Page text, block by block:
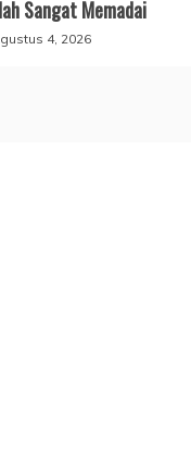
Sangat Memadai
4, 2026